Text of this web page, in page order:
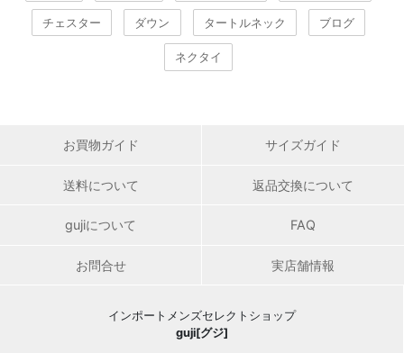
チェスター ダウン タートルネック ブログ
ネクタイ
お買物ガイド サイズガイド
送料について 返品交換について
gujiについて FAQ
お問合せ 実店舗情報
インポートメンズセレクトショップ
guji[グジ]